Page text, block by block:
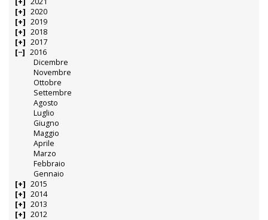
2020
2019
2018
2017
2016
Dicembre
Novembre
Ottobre
Settembre
Agosto
Luglio
Giugno
Maggio
Aprile
Marzo
Febbraio
Gennaio
2015
2014
2013
2012